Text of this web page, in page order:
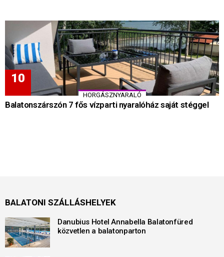
HORGÁSZNYARALÓ
Balatonszárszón 7 fős vízparti nyaralóház saját stéggel
BALATONI SZÁLLÁSHELYEK
Danubius Hotel Annabella Balatonfüred
közvetlen a balatonparton